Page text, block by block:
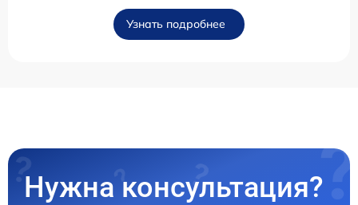
Узнать подробнее
Нужна консультация?